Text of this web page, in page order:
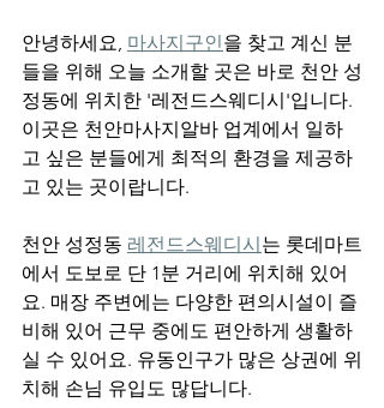
안녕하세요, 마사지구인을 찾고 계신 분
들을 위해 오늘 소개할 곳은 바로 천안 성
정동에 위치한 '레전드스웨디시'입니다.
이곳은 천안마사지알바 업계에서 일하
고 싶은 분들에게 최적의 환경을 제공하
고 있는 곳이랍니다.
천안 성정동 레전드스웨디시는 롯데마트
에서 도보로 단 1분 거리에 위치해 있어
요. 매장 주변에는 다양한 편의시설이 즐
비해 있어 근무 중에도 편안하게 생활하
실 수 있어요. 유동인구가 많은 상권에 위
치해 손님 유입도 많답니다.